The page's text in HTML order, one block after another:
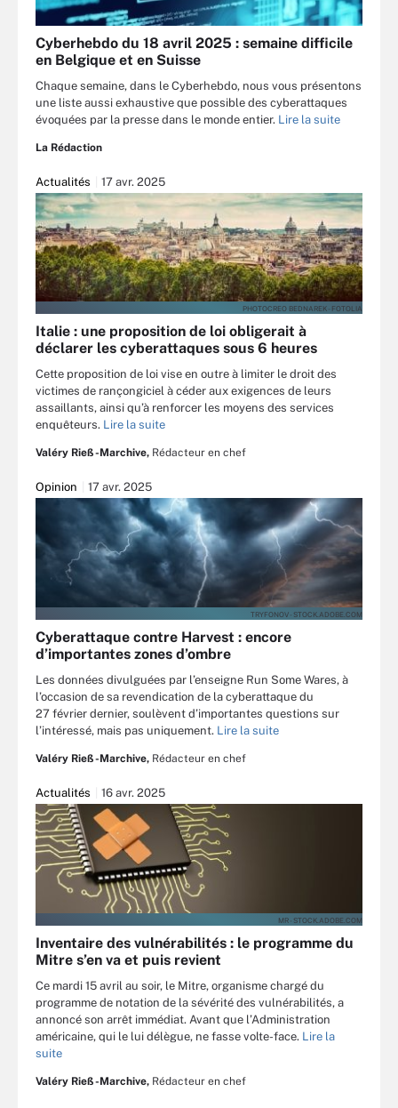
Cyberhebdo du 18 avril 2025 : semaine difficile
en Belgique et en Suisse
Chaque semaine, dans le Cyberhebdo, nous vous présentons
une liste aussi exhaustive que possible des cyberattaques
évoquées par la presse dans le monde entier. Lire la suite
La Rédaction
Actualités 17 avr. 2025
PHOTOCREO BEDNAREK - FOTOLIA
Italie : une proposition de loi obligerait à
déclarer les cyberattaques sous 6 heures
Cette proposition de loi vise en outre à limiter le droit des
victimes de rançongiciel à céder aux exigences de leurs
assaillants, ainsi qu’à renforcer les moyens des services
enquêteurs. Lire la suite
Valéry Rieß-Marchive, Rédacteur en chef
Opinion 17 avr. 2025
TRYFONOV - STOCK.ADOBE.COM
Cyberattaque contre Harvest : encore
d’importantes zones d’ombre
Les données divulguées par l’enseigne Run Some Wares, à
l’occasion de sa revendication de la cyberattaque du
27 février dernier, soulèvent d’importantes questions sur
l’intéressé, mais pas uniquement. Lire la suite
Valéry Rieß-Marchive, Rédacteur en chef
Actualités 16 avr. 2025
MR - STOCK.ADOBE.COM
Inventaire des vulnérabilités : le programme du
Mitre s’en va et puis revient
Ce mardi 15 avril au soir, le Mitre, organisme chargé du
programme de notation de la sévérité des vulnérabilités, a
annoncé son arrêt immédiat. Avant que l’Administration
américaine, qui le lui délègue, ne fasse volte-face. Lire la
suite
Valéry Rieß-Marchive, Rédacteur en chef